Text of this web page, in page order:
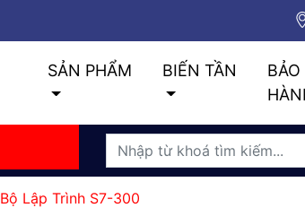
SẢN PHẨM BIẾN TẦN
BẢO
Bộ Lập Trình S7-300